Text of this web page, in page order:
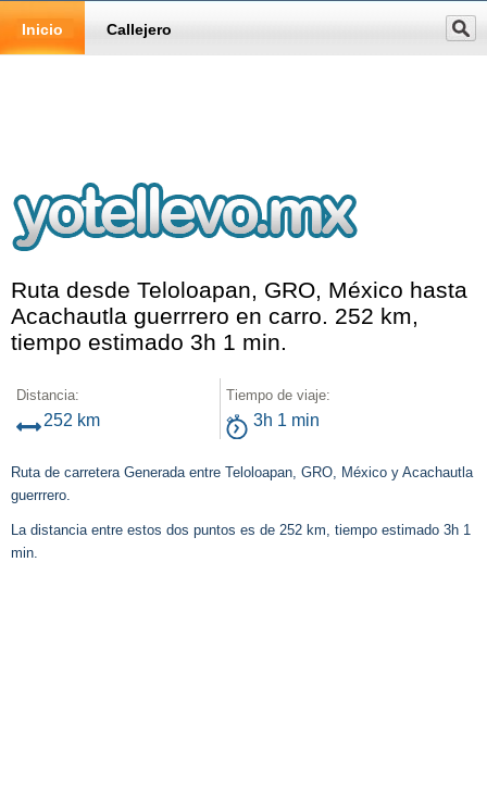
Inicio Callejero
Ruta desde Teloloapan, GRO, México hasta
Acachautla guerrrero en carro. 252 km,
tiempo estimado 3h 1 min.
Distancia:
252 km
Tiempo de viaje:
3h 1 min
Ruta de carretera Generada entre Teloloapan, GRO, México y Acachautla
guerrrero.
La distancia entre estos dos puntos es de 252 km, tiempo estimado 3h 1
min.